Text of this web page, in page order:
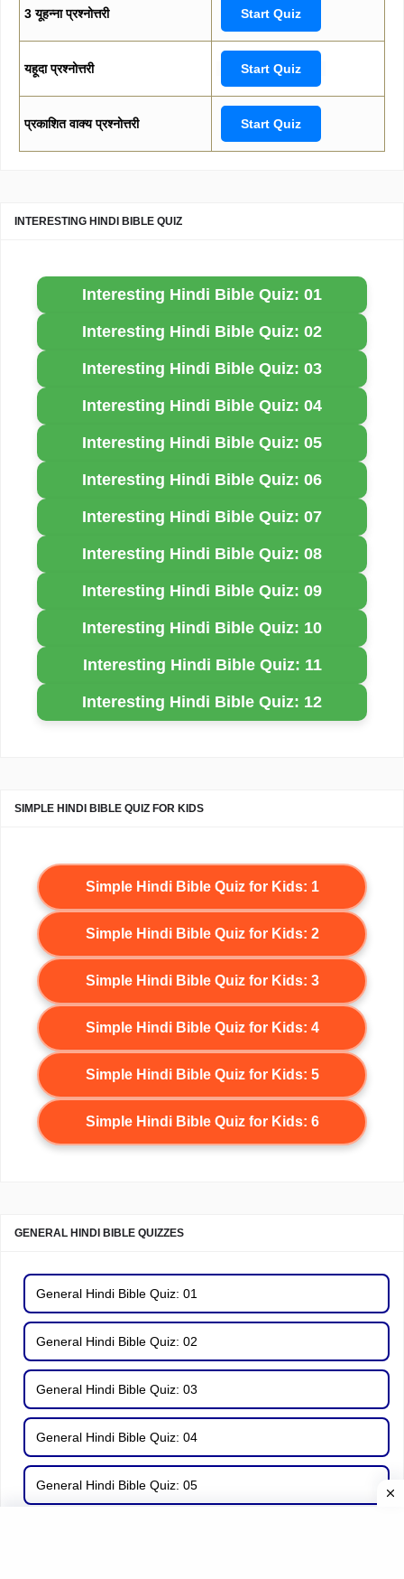
3 यूहन्ना प्रश्नोत्तरी Start Quiz
यहूदा प्रश्नोत्तरी Start Quiz
प्रकाशित वाक्य प्रश्नोत्तरी Start Quiz
INTERESTING HINDI BIBLE QUIZ
Interesting Hindi Bible Quiz: 01
Interesting Hindi Bible Quiz: 02
Interesting Hindi Bible Quiz: 03
Interesting Hindi Bible Quiz: 04
Interesting Hindi Bible Quiz: 05
Interesting Hindi Bible Quiz: 06
Interesting Hindi Bible Quiz: 07
Interesting Hindi Bible Quiz: 08
Interesting Hindi Bible Quiz: 09
Interesting Hindi Bible Quiz: 10
Interesting Hindi Bible Quiz: 11
Interesting Hindi Bible Quiz: 12
SIMPLE HINDI BIBLE QUIZ FOR KIDS
Simple Hindi Bible Quiz for Kids: 1
Simple Hindi Bible Quiz for Kids: 2
Simple Hindi Bible Quiz for Kids: 3
Simple Hindi Bible Quiz for Kids: 4
Simple Hindi Bible Quiz for Kids: 5
Simple Hindi Bible Quiz for Kids: 6
GENERAL HINDI BIBLE QUIZZES
General Hindi Bible Quiz: 01
General Hindi Bible Quiz: 02
General Hindi Bible Quiz: 03
General Hindi Bible Quiz: 04
General Hindi Bible Quiz: 05